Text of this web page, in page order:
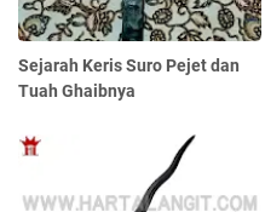
Sejarah Keris Suro Pejet dan
Tuah Ghaibnya